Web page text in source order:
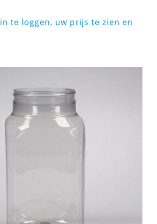
te loggen, uw prijs te zien en